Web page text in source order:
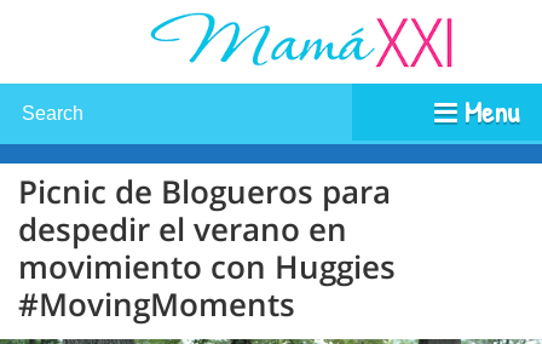
Menu
Picnic de Blogueros para
despedir el verano en
movimiento con Huggies
#MovingMoments